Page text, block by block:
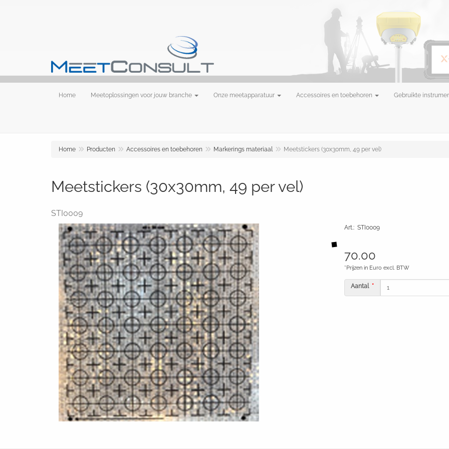
Home Meetoplossingen voor jouw branche Onze meetapparatuur Accessoires en toebehoren Gebruikte
Home Producten Accessoires en toebehoren Markerings materiaal Meetstickers (30x30mm, 49 per vel)
Meetstickers (30x30mm, 49 per vel)
STI0009
Art.: STI0009
70.00
*Prijzen in Euro excl. BTW
Aantal